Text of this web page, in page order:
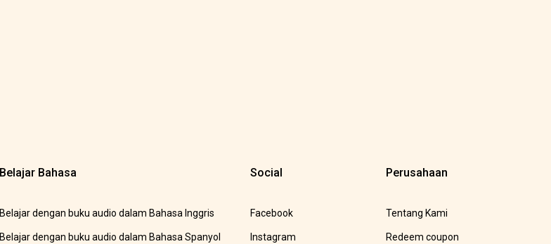
Belajar Bahasa
Belajar dengan buku audio dalam Bahasa Inggris
Belajar dengan buku audio dalam Bahasa Spanyol
Social
Facebook
Instagram
Perusahaan
Tentang Kami
Redeem coupon